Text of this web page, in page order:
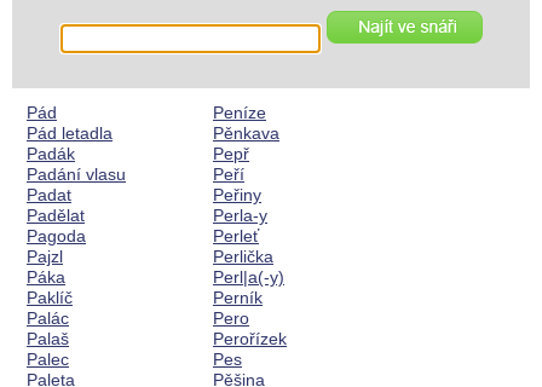
Pád
Pád letadla
Padák
Padání vlasu
Padat
Padělat
Pagoda
Pajzl
Páka
Paklíč
Palác
Palaš
Palec
Paleta
Peníze
Pěnkava
Pepř
Peří
Peřiny
Perla-y
Perleť
Perlička
Perl|a(-y)
Perník
Pero
Perořízek
Pes
Pěšina